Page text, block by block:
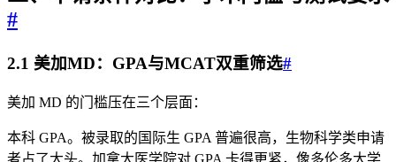
#
2.1 美加MD：GPA与MCAT双重筛选#
美加 MD 的门槛压在三个层面：
本科 GPA。被录取的国际生 GPA 普遍很高，生物科学类申请
者占了大头。加拿大医学院对 GPA 卡得更紧，像多伦多大学